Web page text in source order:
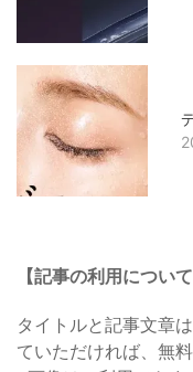
【記事の利用について
タイトルと記事文章
ていただければ、無